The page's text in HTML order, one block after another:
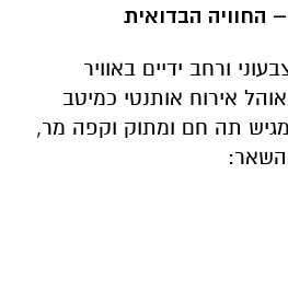
החוויה הבדואית
ורחב ידיים באוויר
אירוח אותנטי כמיטב
תה חם ומתוק וקפה מר,
השאר: